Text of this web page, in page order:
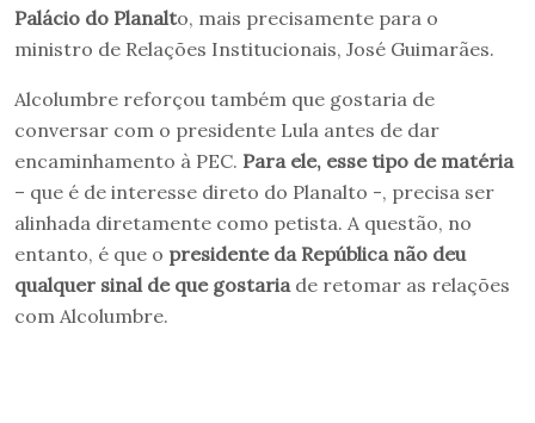
Palácio do Planalto, mais precisamente para o
ministro de Relações Institucionais, José Guimarães.
Alcolumbre reforçou também que gostaria de
conversar com o presidente Lula antes de dar
encaminhamento à PEC. Para ele, esse tipo de matéria
– que é de interesse direto do Planalto -, precisa ser
alinhada diretamente como petista. A questão, no
entanto, é que o presidente da República não deu
qualquer sinal de que gostaria de retomar as relações
com Alcolumbre.